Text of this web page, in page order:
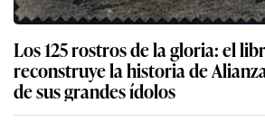
Los 125 rostros de la gloria: el
reconstruye la historia de
de sus grandes ídolos